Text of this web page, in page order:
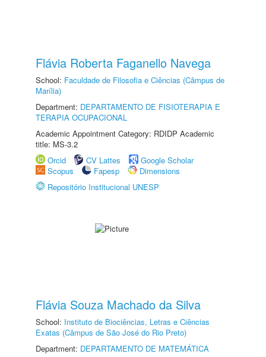
Flávia Roberta Faganello Navega
School: Faculdade de Filosofia e Ciências (Câmpus de
Marília)
Department: DEPARTAMENTO DE FISIOTERAPIA E
TERAPIA OCUPACIONAL
Academic Appointment Category: RDIDP Academic
title: MS-3.2
Orcid
CV Lattes
Google Scholar
Scopus
Fapesp
Dimensions
Repositório Institucional UNESP
Flávia Souza Machado da Silva
School: Instituto de Biociências, Letras e Ciências
Exatas (Câmpus de São José do Rio Preto)
Department: DEPARTAMENTO DE MATEMÁTICA